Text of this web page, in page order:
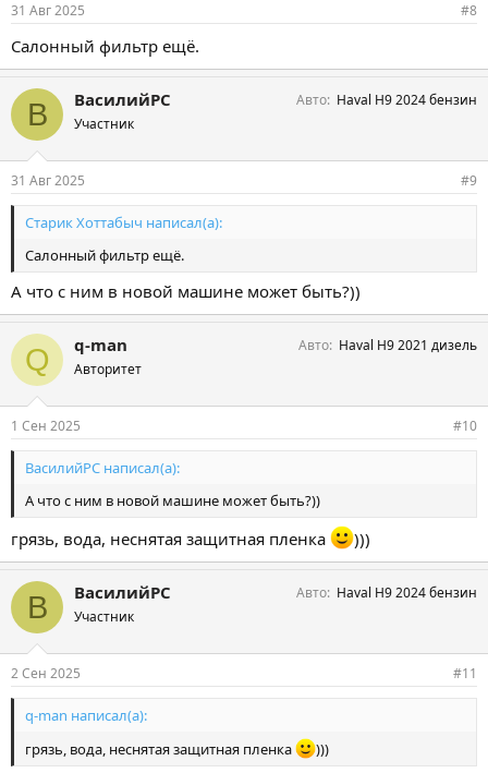
31 Авг 2025 #8
Салонный фильтр ещё.
В ВасилийРС
Участник
Авто Haval H9 2024 бензин
31 Авг 2025 #9
Старик Хоттабыч написал(а):
Салонный фильтр ещё.
А что с ним в новой машине может быть?))
Q q-man
Авторитет
Авто Haval H9 2021 дизель
1 Сен 2025 #10
ВасилийРС написал(а):
А что с ним в новой машине может быть?))
грязь, вода, неснятая защитная пленка )))
В ВасилийРС
Участник
Авто Haval H9 2024 бензин
2 Сен 2025 #11
q-man написал(а):
грязь, вода, неснятая защитная пленка
)))